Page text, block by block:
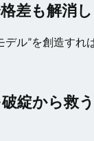
差も解消し
ル”を創造すれば
綻から救